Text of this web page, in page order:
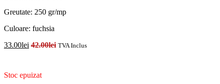
Greutate: 250 gr/mp
Culoare: fuchsia
33.00lei 42.00lei TVA Inclus
Stoc epuizat